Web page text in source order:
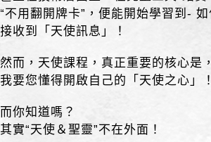
“不用翻開牌卡”，便能開始學習到-
接收到「天使訊息」！
然而，天使課程，真正重要的核心是
我要您懂得開啟自己的「天使之心」
而你知道嗎？
其實“天使＆聖靈”不在外面！